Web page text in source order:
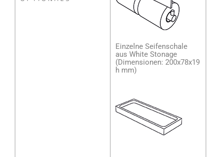
Einzelne Seifenschale
aus White Stonage
(Dimensionen: 200x78x19
h mm)